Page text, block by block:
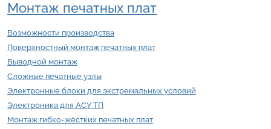
Монтаж печатных плат
Возможности производства
Поверхностный монтаж печатных плат
Выводной монтаж
Сложные печатные узлы
Электронные блоки для экстремальных условий
Электроника для АСУ ТП
Монтаж гибко-жёстких печатных плат